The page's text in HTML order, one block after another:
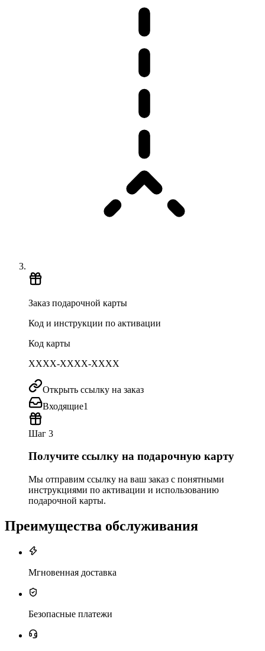
Заказ подарочной карты
Код и инструкции по активации
Код карты
XXXX-XXXX-XXXX
Открыть ссылку на заказ
Входящие1
Шаг 3
Получите ссылку на подарочную карту
Мы отправим ссылку на ваш заказ с понятными
инструкциями по активации и использованию
подарочной карты.
Преимущества обслуживания
Мгновенная доставка
Безопасные платежи